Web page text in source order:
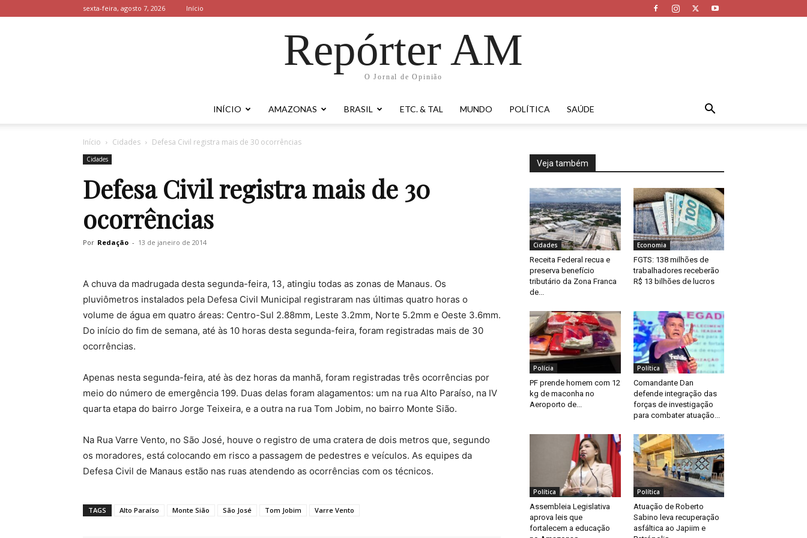
sexta-feira, agosto 7, 2026 Início
Repórter AM
O Jornal de Opinião
INÍCIO AMAZONAS BRASIL ETC. & TAL MUNDO POLÍTICA SAÚDE
Início Cidades Defesa Civil registra mais de 30 ocorrências
Cidades
Defesa Civil registra mais de 30
ocorrências
Por Redação - 13 de janeiro de 2014
A chuva da madrugada desta segunda-feira, 13, atingiu todas as zonas de Manaus. Os
pluviômetros instalados pela Defesa Civil Municipal registraram nas últimas quatro horas o
volume de água em quatro áreas: Centro-Sul 2.88mm, Leste 3.2mm, Norte 5.2mm e Oeste 3.6mm.
Do início do fim de semana, até às 10 horas desta segunda-feira, foram registradas mais de 30
ocorrências.
Apenas nesta segunda-feira, até às dez horas da manhã, foram registradas três ocorrências por
meio do número de emergência 199. Duas delas foram alagamentos: um na rua Alto Paraíso, na IV
quarta etapa do bairro Jorge Teixeira, e a outra na rua Tom Jobim, no bairro Monte Sião.
Na Rua Varre Vento, no São José, houve o registro de uma cratera de dois metros que, segundo
os moradores, está colocando em risco a passagem de pedestres e veículos. As equipes da
Defesa Civil de Manaus estão nas ruas atendendo as ocorrências com os técnicos.
TAGS Alto Paraíso Monte Sião São José Tom Jobim Varre Vento
Veja também
Cidades
Receita Federal recua e
preserva benefício
tributário da Zona Franca
de...
Economia
FGTS: 138 milhões de
trabalhadores receberão
R$ 13 bilhões de lucros
Polícia
PF prende homem com 12
kg de maconha no
Aeroporto de...
Política
Comandante Dan
defende integração das
forças de investigação
para combater atuação...
Política
Assembleia Legislativa
aprova leis que
fortalecem a educação
Política
Atuação de Roberto
Sabino leva recuperação
asfáltica ao Japiim e